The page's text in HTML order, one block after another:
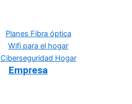
Planes Fibra óptica
Wifi para el hogar
Ciberseguridad Hogar
Empresa